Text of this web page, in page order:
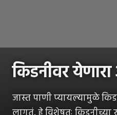
किडनीवर
जास्त पाणी प्यायल्यामुळे